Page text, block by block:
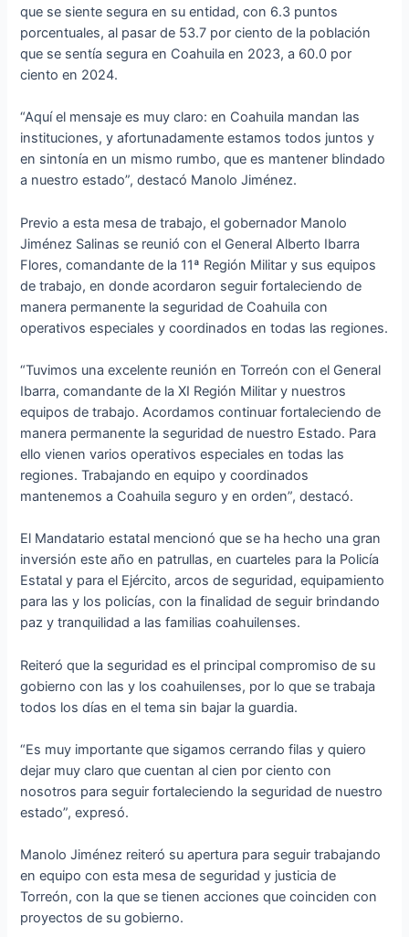
que se siente segura en su entidad, con 6.3 puntos
porcentuales, al pasar de 53.7 por ciento de la población
que se sentía segura en Coahuila en 2023, a 60.0 por
ciento en 2024.
“Aquí el mensaje es muy claro: en Coahuila mandan las
instituciones, y afortunadamente estamos todos juntos y
en sintonía en un mismo rumbo, que es mantener blindado
a nuestro estado”, destacó Manolo Jiménez.
Previo a esta mesa de trabajo, el gobernador Manolo
Jiménez Salinas se reunió con el General Alberto Ibarra
Flores, comandante de la 11ª Región Militar y sus equipos
de trabajo, en donde acordaron seguir fortaleciendo de
manera permanente la seguridad de Coahuila con
operativos especiales y coordinados en todas las regiones.
“Tuvimos una excelente reunión en Torreón con el General
Ibarra, comandante de la XI Región Militar y nuestros
equipos de trabajo. Acordamos continuar fortaleciendo de
manera permanente la seguridad de nuestro Estado. Para
ello vienen varios operativos especiales en todas las
regiones. Trabajando en equipo y coordinados
mantenemos a Coahuila seguro y en orden”, destacó.
El Mandatario estatal mencionó que se ha hecho una gran
inversión este año en patrullas, en cuarteles para la Policía
Estatal y para el Ejército, arcos de seguridad, equipamiento
para las y los policías, con la finalidad de seguir brindando
paz y tranquilidad a las familias coahuilenses.
Reiteró que la seguridad es el principal compromiso de su
gobierno con las y los coahuilenses, por lo que se trabaja
todos los días en el tema sin bajar la guardia.
“Es muy importante que sigamos cerrando filas y quiero
dejar muy claro que cuentan al cien por ciento con
nosotros para seguir fortaleciendo la seguridad de nuestro
estado”, expresó.
Manolo Jiménez reiteró su apertura para seguir trabajando
en equipo con esta mesa de seguridad y justicia de
Torreón, con la que se tienen acciones que coinciden con
proyectos de su gobierno.